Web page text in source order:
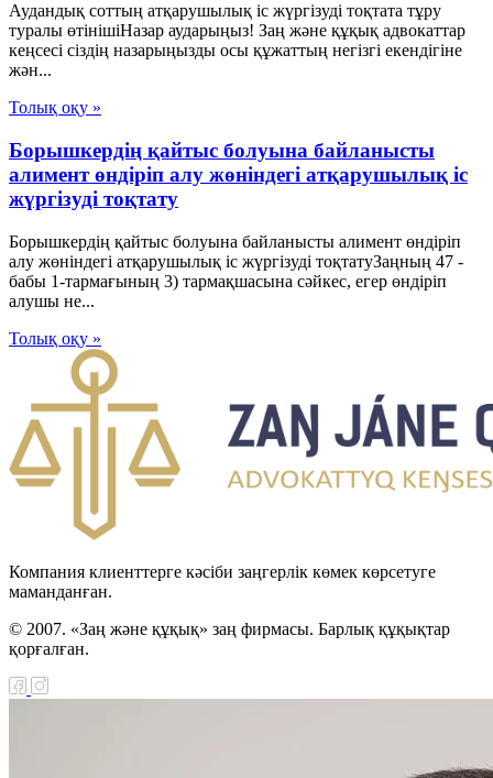
Аудандық соттың атқарушылық іс жүргізуді тоқтата тұру
туралы өтінішіНазар аударыңыз! Заң және құқық адвокаттар
кеңсесі сіздің назарыңызды осы құжаттың негізгі екендігіне
жән...
Толық оқу »
Борышкердің қайтыс болуына байланысты
алимент өндіріп алу жөніндегі атқарушылық іс
жүргізуді тоқтату
Борышкердің қайтыс болуына байланысты алимент өндіріп
алу жөніндегі атқарушылық іс жүргізуді тоқтатуЗаңның 47 -
бабы 1-тармағының 3) тармақшасына сәйкес, егер өндіріп
алушы не...
Толық оқу »
Компания клиенттерге кәсіби заңгерлік көмек көрсетуге
маманданған.
© 2007. «Заң және құқық» заң фирмасы. Барлық құқықтар
қорғалған.